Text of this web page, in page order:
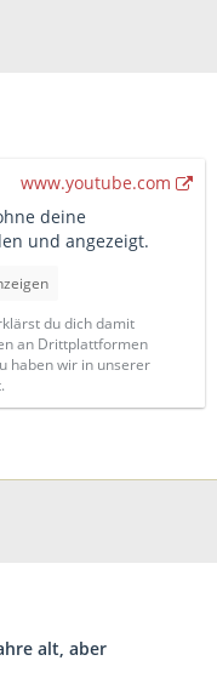
www.youtube.com
deine
und angezeigt.
du dich damit
an Drittplattformen
haben wir in unserer
alt, aber